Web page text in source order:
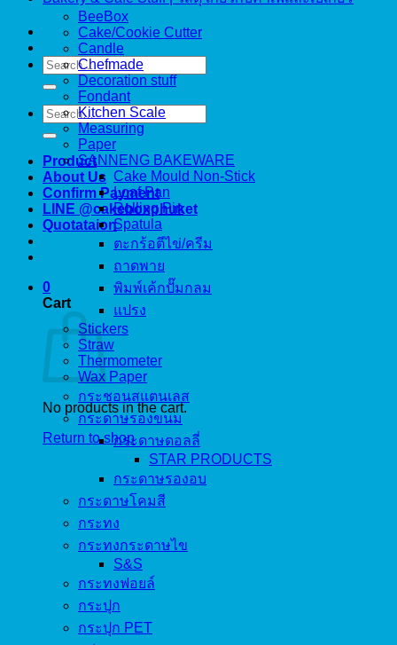
Search
for:
Search
for:
Product
About Us
Confirm Payment
LINE @cakeboxphuket
Quotataion
0
Cart
No products in the cart.
Return to shop
BeeBox
Cake/Cookie Cutter
Candle
Chefmade
Decoration stuff
Fondant
Kitchen Scale
Measuring
Paper
SANNENG BAKEWARE
Cake Mould Non-Stick
Loaf Pan
Rolling Pin
Spatula
ตะกร้อตีไข่/ครีม
ถาดพาย
พิมพ์เค้กปั๊มกลม
แปรง
Stickers
Straw
Thermometer
Wax Paper
กระชอนสแตนเลส
กระดาษรองขนม
กระดาษดอลลี่
STAR PRODUCTS
กระดาษรองอบ
กระดาษโคมสี
กระทง
กระทงกระดาษไข
S&S
กระทงฟอยล์
กระปุก
กระปุก PET